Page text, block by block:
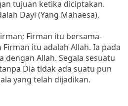
tujuan ketika diciptakan.
Dayi (Yang Mahaesa).
Firman itu bersama-
itu adalah Allah. Ia pada
dengan Allah. Segala sesuatu
Dia tidak ada suatu pun
yang telah dijadikan.